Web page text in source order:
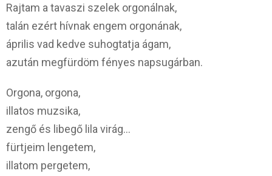
Rajtam a tavaszi szelek orgonálnak,
talán ezért hívnak engem orgonának,
április vad kedve suhogtatja ágam,
azután megfürdöm fényes napsugárban.
Orgona, orgona,
illatos muzsika,
zengő és libegő lila virág…
fürtjeim lengetem,
illatom pergetem,